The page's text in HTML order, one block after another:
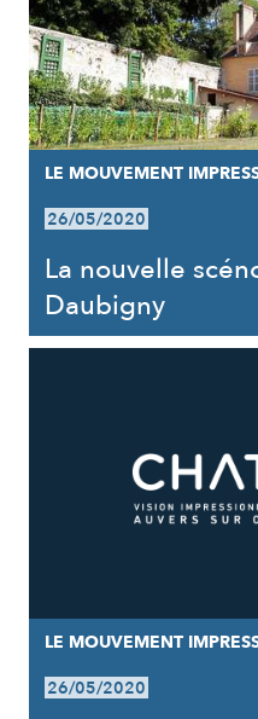
LE MOUVEMENT
26/05/2020
La nouvelle
Daubigny
LE MOUVEMENT
26/05/2020